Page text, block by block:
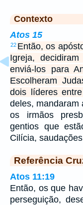
Contexto
Atos 15
22 Então, os
Igreja,
enviá-los para
Escolheram
dois líderes
deles, mandaram
os irmãos
gentios que
Cilícia,
Referência
Atos 11:19
Então, os que
perseguição,